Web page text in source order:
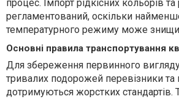
процес. Імпорт рідкісних кольорів
регламентований, оскільки
температурного режиму може
Основні правила транспортування
Для збереження первинного
тривалих подорожей перевізники та
дотримуються жорстких стандартів.